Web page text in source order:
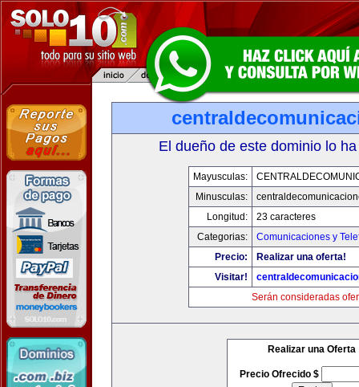
El dueño de este dominio lo
Mayusculas:
Minusculas:
Longitud:
23 caracteres
Categorias:
Comunicaciones y
Precio:
Realizar una oferta!
Visitar!
Serán consideradas
Realizar una Oferta
Precio Ofrecido $